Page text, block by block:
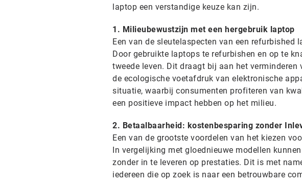
laptop een verstandige keuze kan zijn.
1. Milieubewustzijn met een hergebruik laptop
Een van de sleutelaspecten van een refurbished
Door gebruikte laptops te refurbishen en op te
tweede leven. Dit draagt bij aan het
de ecologische voetafdruk van elektronische
situatie, waarbij consumenten profiteren van
een positieve impact hebben op het milieu.
2. Betaalbaarheid: kostenbesparing zonder
Een van de grootste voordelen van het kiezen
In vergelijking met gloednieuwe modellen
zonder in te leveren op prestaties. Dit is met
iedereen die op zoek is naar een betrouwbare